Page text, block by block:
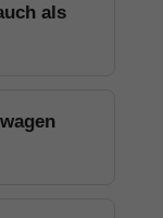
als